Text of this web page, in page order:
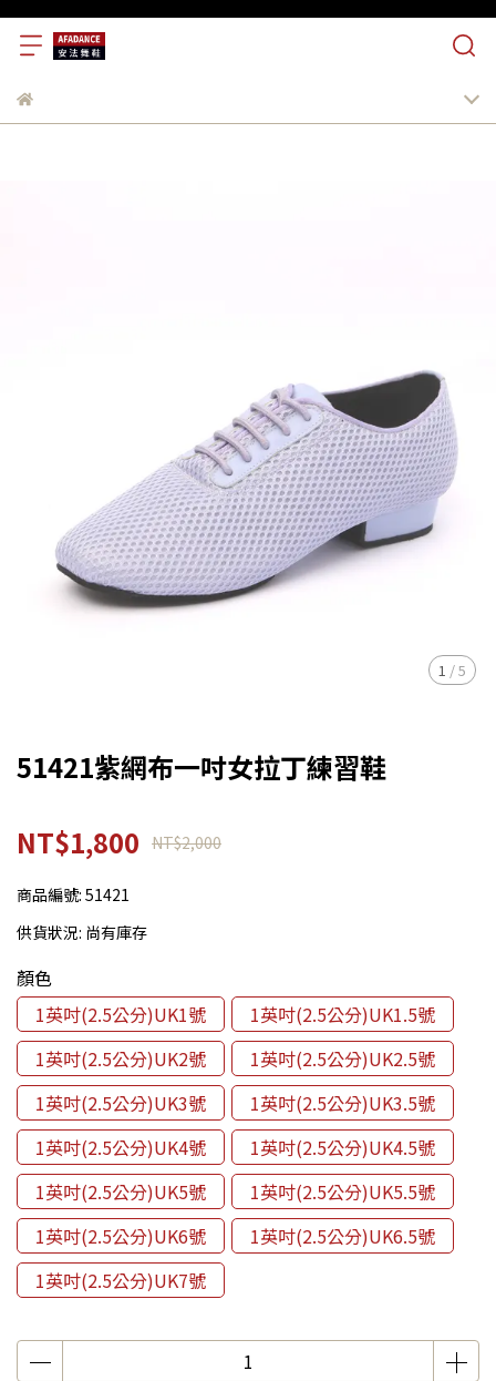
1 /5
51421紫網布一吋女拉丁練習鞋
NT$1,800 NT$2,000
商品編號: 51421
供貨狀況: 尚有庫存
顏色
1英吋(2.5公分)UK1號
1英吋(2.5公分)UK1.5號
1英吋(2.5公分)UK2號
1英吋(2.5公分)UK2.5號
1英吋(2.5公分)UK3號
1英吋(2.5公分)UK3.5號
1英吋(2.5公分)UK4號
1英吋(2.5公分)UK4.5號
1英吋(2.5公分)UK5號
1英吋(2.5公分)UK5.5號
1英吋(2.5公分)UK6號
1英吋(2.5公分)UK6.5號
1英吋(2.5公分)UK7號